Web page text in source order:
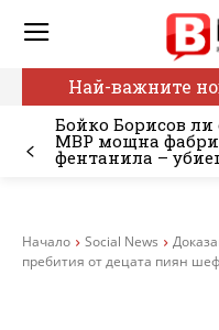
Най-важните
Бойко Борисов ли
МВР мощна
фентанила –
Начало Social News
пребития от децата пиян